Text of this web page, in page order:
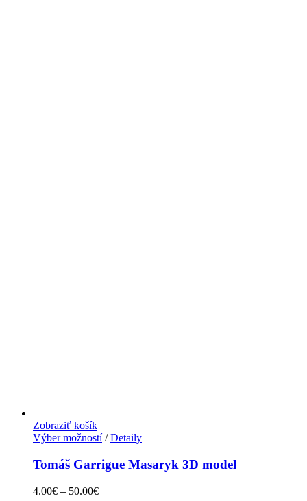
Zobraziť košík
Výber možností/ Detaily
Tomáš Garrigue Masaryk 3D model
4.00€ – 50.00€